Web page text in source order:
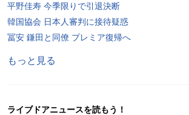
平野佳寿 今季限りで引退決断
韓国協会 日本人審判に接待疑惑
冨安 鎌田と同僚 プレミア復帰へ
もっと見る
ライブドアニュースを読もう！